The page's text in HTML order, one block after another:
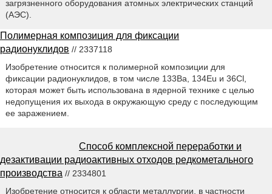
загрязненного оборудования атомных электрических станций
(АЭС).
Полимерная композиция для фиксации
радионуклидов // 2337118
Изобретение относится к полимерной композиции для
фиксации радионуклидов, в том числе 133Ва, 134Eu и 36Cl,
которая может быть использована в ядерной технике с целью
недопущения их выхода в окружающую среду с последующим
ее заражением.
Способ комплексной переработки и
дезактивации радиоактивных отходов редкометального
производства // 2334801
Изобретение относится к области металлургии, в частности